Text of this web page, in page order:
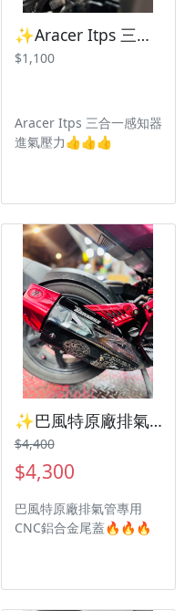
✨Aracer Itps 三合一感知器進氣壓力✨ 三陽機車 曼巴 Jetsl Drg2
$1,100
Aracer Itps 三合一感知器
進氣壓力👍👍👍
✨巴風特原廠排氣管專用CNC鋁合金尾蓋✨ 三陽機車 曼巴 Jetsl Drg2
$4,400
$4,300
巴風特原廠排氣管專用
CNC鋁合金尾蓋🔥🔥🔥